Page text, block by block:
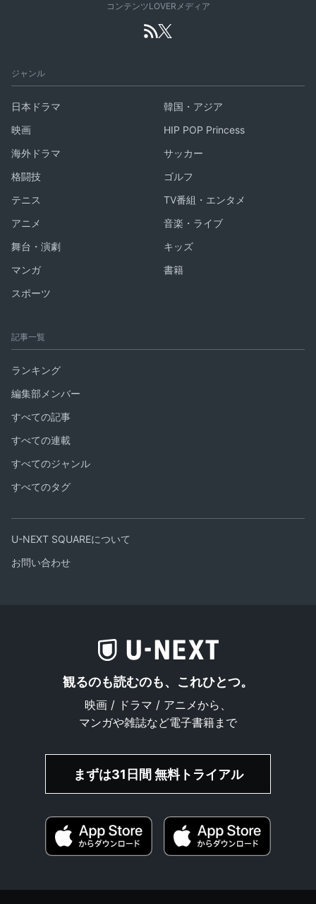
コンテンツLOVERメディア
ジャンル
日本ドラマ
韓国・アジア
映画
HIP POP Princess
海外ドラマ
サッカー
格闘技
ゴルフ
テニス
TV番組・エンタメ
アニメ
音楽・ライブ
舞台・演劇
キッズ
マンガ
書籍
スポーツ
記事一覧
ランキング
編集部メンバー
すべての記事
すべての連載
すべてのジャンル
すべてのタグ
U-NEXT SQUAREについて
お問い合わせ
観るのも読むのも、これひとつ。
映画 / ドラマ / アニメから、
マンガや雑誌など電子書籍まで
まずは31日間 無料トライアル